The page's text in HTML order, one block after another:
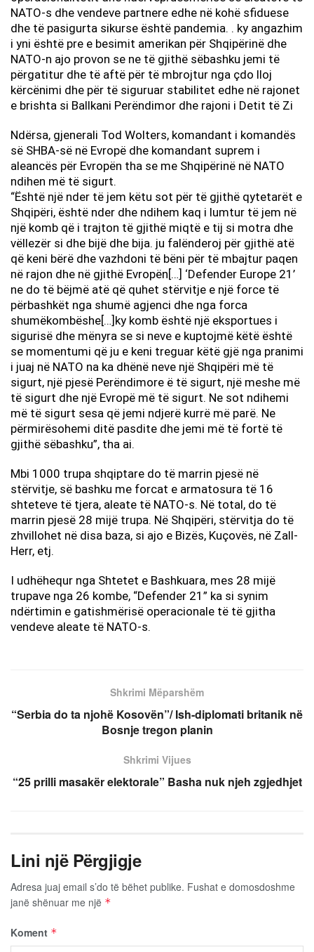
NATO-s dhe vendeve partnere edhe në kohë sfiduese
dhe të pasigurta sikurse është pandemia. . ky angazhim
i yni është pre e besimit amerikan për Shqipërinë dhe
NATO-n ajo provon se ne të gjithë sëbashku jemi të
përgatitur dhe të aftë për të mbrojtur nga çdo lloj
kërcënimi dhe për të siguruar stabilitet edhe në rajonet
e brishta si Ballkani Perëndimor dhe rajoni i Detit të Zi
Ndërsa, gjenerali Tod Wolters, komandant i komandës
së SHBA-së në Evropë dhe komandant suprem i
aleancës për Evropën tha se me Shqipërinë në NATO
ndihen më të sigurt.
“Është një nder të jem këtu sot për të gjithë qytetarët e
Shqipëri, është nder dhe ndihem kaq i lumtur të jem në
një komb që i trajton të gjithë miqtë e tij si motra dhe
vëllezër si dhe bijë dhe bija. ju falënderoj për gjithë atë
që keni bërë dhe vazhdoni të bëni për të mbajtur paqen
në rajon dhe në gjithë Evropën[…] ‘Defender Europe 21’
ne do të bëjmë atë që quhet stërvitje e një force të
përbashkët nga shumë agjenci dhe nga forca
shumëkombëshe[…]ky komb është një eksportues i
sigurisë dhe mënyra se si neve e kuptojmë këtë është
se momentumi që ju e keni treguar këtë gjë nga pranimi
i juaj në NATO na ka dhënë neve një Shqipëri më të
sigurt, një pjesë Perëndimore ë të sigurt, një meshe më
të sigurt dhe një Evropë më të sigurt. Ne sot ndihemi
më të sigurt sesa që jemi ndjerë kurrë më parë. Ne
përmirësohemi ditë pasdite dhe jemi më të fortë të
gjithë sëbashku”, tha ai.
Mbi 1000 trupa shqiptare do të marrin pjesë në
stërvitje, së bashku me forcat e armatosura të 16
shteteve të tjera, aleate të NATO-s. Në total, do të
marrin pjesë 28 mijë trupa. Në Shqipëri, stërvitja do të
zhvillohet në disa baza, si ajo e Bizës, Kuçovës, në Zall-
Herr, etj.
I udhëhequr nga Shtetet e Bashkuara, mes 28 mijë
trupave nga 26 kombe, “Defender 21” ka si synim
ndërtimin e gatishmërisë operacionale të të gjitha
vendeve aleate të NATO-s.
Shkrimi Mëparshëm
“Serbia do ta njohë Kosovën”/ Ish-diplomati britanik në
Bosnje tregon planin
Shkrimi Vijues
“25 prilli masakër elektorale” Basha nuk njeh zgjedhjet
Lini një Përgjigje
Adresa juaj email s’do të bëhet publike. Fushat e domosdoshme
janë shënuar me një *
Koment *